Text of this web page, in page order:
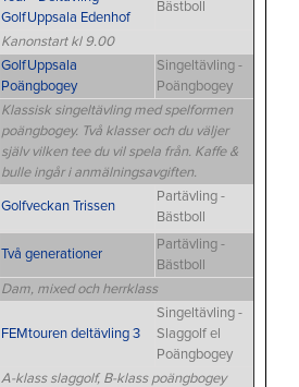
GolfUppsala Edenhof
Bästboll
Kanonstart kl 9.00
GolfUppsala
Poängbogey
Singeltävling -
Poängbogey
Klassisk singeltävling med spelformen
poängbogey. Två klasser och du väljer
själv vilken tee du vil spela från. Kaffe &
bulle ingår i anmälningsavgiften.
Golfveckan Trissen
Partävling -
Bästboll
Två generationer
Partävling -
Bästboll
Dam, mixed och herrklass
FEMtouren deltävling 3
Singeltävling -
Slaggolf el
Poängbogey
A-klass slaggolf, B-klass poängbogey